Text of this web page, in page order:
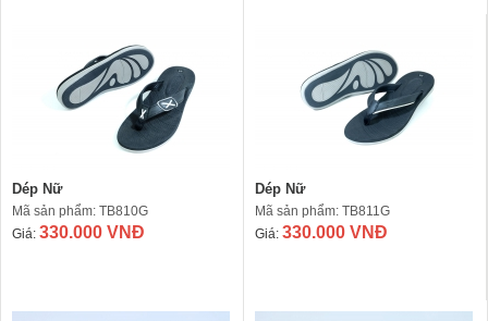
Dép Nữ
Mã sản phẩm: TB810G
Giá: 330.000 VNĐ
Dép Nữ
Mã sản phẩm: TB811G
Giá: 330.000 VNĐ